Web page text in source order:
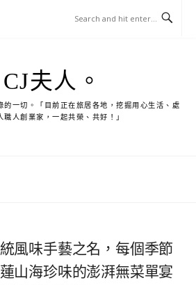
CJ夫人。
的一切。「目前正在旅居各地，挖掘用心生活、處
職人創業家，一起共榮、共好！」
風味手藝之名，每個季節
山海珍味的澎湃無菜單宴